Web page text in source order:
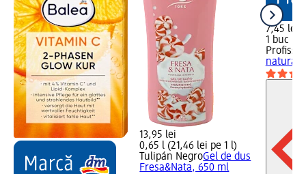
13,95 lei
0,65 l (21,46 lei pe 1 l)
Tulipán NegroGel de dus
Fresa&Nata, 650 ml
7,45 lei
1 buc
natural